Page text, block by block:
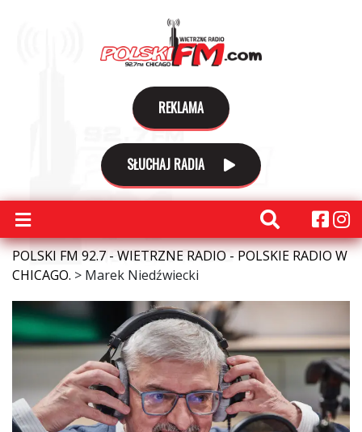
REKLAMA
SŁUCHAJ RADIA
POLSKI FM 92.7 - WIETRZNE RADIO - POLSKIE RADIO W
CHICAGO. > Marek Niedźwiecki